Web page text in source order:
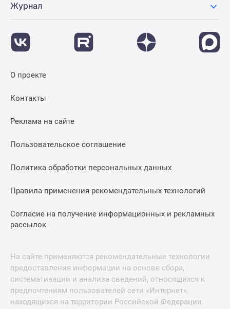
Журнал
О проекте
Контакты
Реклама на сайте
Пользовательское соглашение
Политика обработки персональных данных
Правила применения рекомендательных технологий
Согласие на получение информационных и рекламных
рассылок
На сайте применяются рекомендательные технологии
предоставления информации на основе сбора,
систематизации и анализа сведений, относящихся к
предпочтениям пользователей сети «Интернет»,
находящихся на территории Российской Федерации.